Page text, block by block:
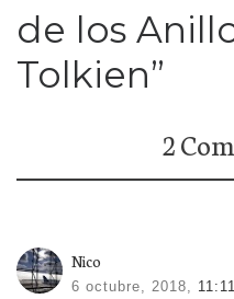
de los
Tolkien”
2
Nico
6 octubre, 2018,